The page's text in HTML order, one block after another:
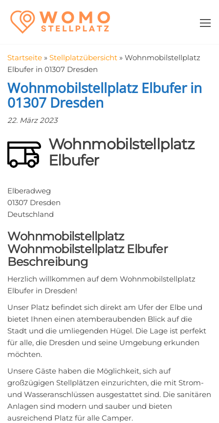
Inhalt
springen
in der Nähe
Startseite » Stellplatzübersicht » Wohnmobilstellplatz
Elbufer in 01307 Dresden
Wohnmobilstellplatz Elbufer in
01307 Dresden
22. März 2023
Wohnmobilstellplatz
Elbufer
Elberadweg
01307 Dresden
Deutschland
Wohnmobilstellplatz
Wohnmobilstellplatz Elbufer
Beschreibung
Herzlich willkommen auf dem Wohnmobilstellplatz
Elbufer in Dresden!
Unser Platz befindet sich direkt am Ufer der Elbe und
bietet Ihnen einen atemberaubenden Blick auf die
Stadt und die umliegenden Hügel. Die Lage ist perfekt
für alle, die Dresden und seine Umgebung erkunden
möchten.
Unsere Gäste haben die Möglichkeit, sich auf
großzügigen Stellplätzen einzurichten, die mit Strom-
und Wasseranschlüssen ausgestattet sind. Die sanitären
Anlagen sind modern und sauber und bieten
ausreichend Platz für alle Camper.